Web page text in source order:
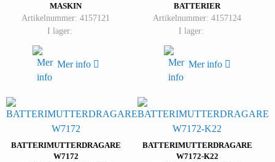
MASKIN
Artikelnummer: 4157121
I lager:
Mer info
BATTERIER
Artikelnummer: 4157124
I lager:
Mer info
BATTERIMUTTERDRAGARE
W7172
BATTERIMUTTERDRAGARE
W7172-K22